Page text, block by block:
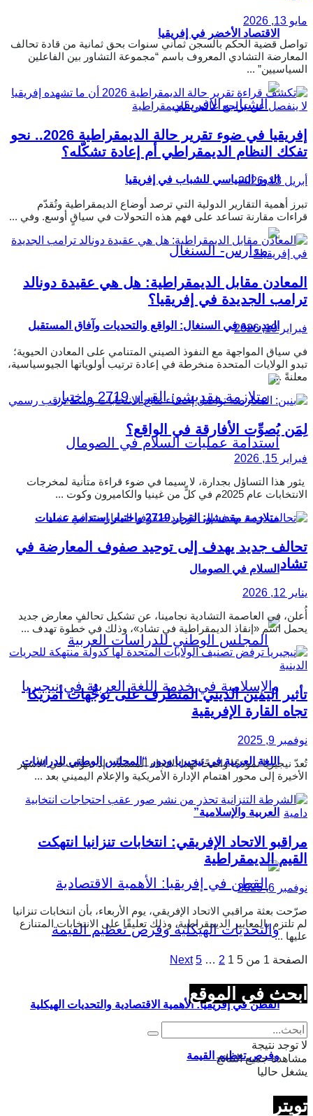
الاقتصاد الأخضر في إفريقيا
الدور السياسي للشباب في إفريقيا
المدرسة في السنغال: الواقع والتحديات وآفاق المستقبل
متلازمة مقديشو: القرار 2719 واختبار استدامة عمليات
السلام في الصومال
اللغة العربية في نيجيريا ودور “المجلس الوطني للدراسات
العربية والإسلامية”
القطن في إفريقيا: الأهمية الاقتصادية والتحديات الهيكلية
وفرص تعظيم القيمة
مايو 13, 2026
تواصل قضية الحكم بالسجن ثماني سنوات بحق ثمانية من قادة تحالف
المعارضة التشادي المعروف باسم “مجموعة التشاور بين الفاعلين
السياسيين” ...
إفريقيا في ضوء تقرير حالة الديمقراطية 2026.. نحو
تفكك النظام الديمقراطي أم إعادة تشكّله؟
أبريل 13, 2026
تبرز أهمية التقارير الدولية التي ترصد أوضاع الديمقراطية وتُقدّم
قراءات مقارنة تساعد على فهم هذه التحولات في سياقٍ أوسع. وفي ...
المعادن مقابل الديمقراطية: هل هي عقيدة دونالد
ترامب الجديدة في إفريقيا؟
فبراير 19, 2026
في سياق المواجهة مع النفوذ الصيني المتنامي على المعادن الحيوية؛
تبدو الولايات المتحدة منخرطة في إعادة ترتيب أولوياتها الجيوسياسية،
معلنةً ...
لِمَن يُصوِّت الأفارقة في الواقع؟
فبراير 15, 2026
يثور هذا التساؤل بجدارة، لا سيما في ضوء قراءة متأنية لمخرجات
الانتخابات عام 2025م في كلٍّ من غينيا والكاميرون وكوت ...
تحالف جديد يهدف إلى توحيد صفوف المعارضة في
تشاد
يناير 12, 2026
أُعلن، في العاصمة التشادية نجامينا، عن تشكيل تحالفٍ معارض جديد
يحمل اسم «إنقاذ الديمقراطية في تشاد»، وذلك في خطوة تهدف ...
تأثير اليمين الديني المتطرف على توجُّهات أمريكا
تجاه القارة الإفريقية
نوفمبر 9, 2025
تُعدّ نيجيريا نموذجًا واضحًا لهذا الاتجاه المتشدِّد؛ إذ تحوَّلت في الأشهر
الأخيرة إلى محور اهتمام الإدارة الأمريكية والإعلام اليميني بعد ...
مراقبو الاتحاد الإفريقي: انتخابات تنزانيا انتهكت
القيم الديمقراطية
نوفمبر 6, 2025
صرّحت بعثة مراقبي الاتحاد الإفريقي، يوم الأربعاء، بأن انتخابات تنزانيا
لم تلتزم بالمعايير الديمقراطية، وذلك تعليقًا على الانتخابات المتنازع
عليها ...
الصفحة 1 من 5
1
2
…
5
Next
ابحث في الموقع
لا توجد نتيجة
مشاهدة جميع النتائج
يشغل حاليا
تويتر